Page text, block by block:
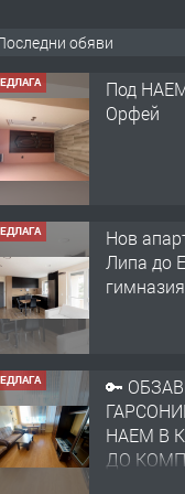
обяви
Под
Орфей
Нов
Липа до
гимназия
🔑
НАЕМ В
ДО